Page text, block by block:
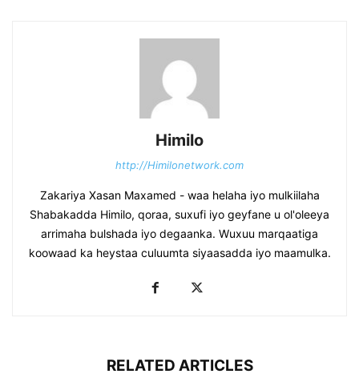
Himilo
http://Himilonetwork.com
Zakariya Xasan Maxamed - waa helaha iyo mulkiilaha
Shabakadda Himilo, qoraa, suxufi iyo geyfane u ol'oleeya
arrimaha bulshada iyo degaanka. Wuxuu marqaatiga
koowaad ka heystaa culuumta siyaasadda iyo maamulka.
RELATED ARTICLES